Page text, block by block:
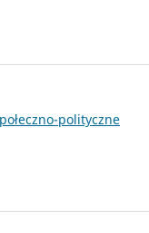
polityczne